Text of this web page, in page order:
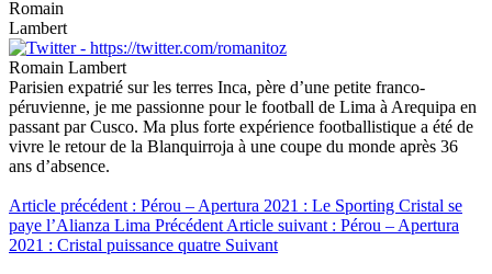
Romain Lambert
Parisien expatrié sur les terres Inca, père d’une petite franco-
péruvienne, je me passionne pour le football de Lima à Arequipa en
passant par Cusco. Ma plus forte expérience footballistique a été de
vivre le retour de la Blanquirroja à une coupe du monde après 36
ans d’absence.
Article précédent : Pérou – Apertura 2021 : Le Sporting Cristal se
paye l’Alianza Lima PrécédentArticle suivant : Pérou – Apertura
2021 : Cristal puissance quatre Suivant